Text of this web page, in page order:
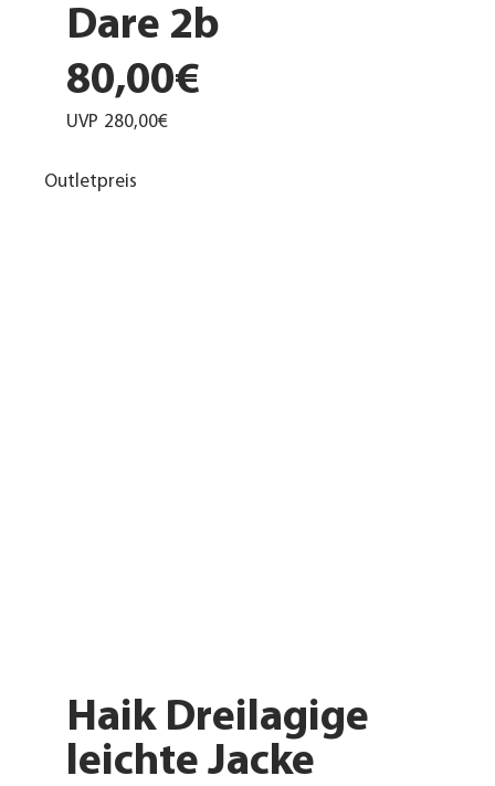
Dare 2b
80,00€
UVP 280,00€
Haik Dreilagige
leichte Jacke
Outletpreis